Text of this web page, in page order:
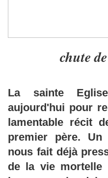
chute
La sainte
aujourd'hui pour
lamentable récit
premier père.
nous fait déjà
de la vie